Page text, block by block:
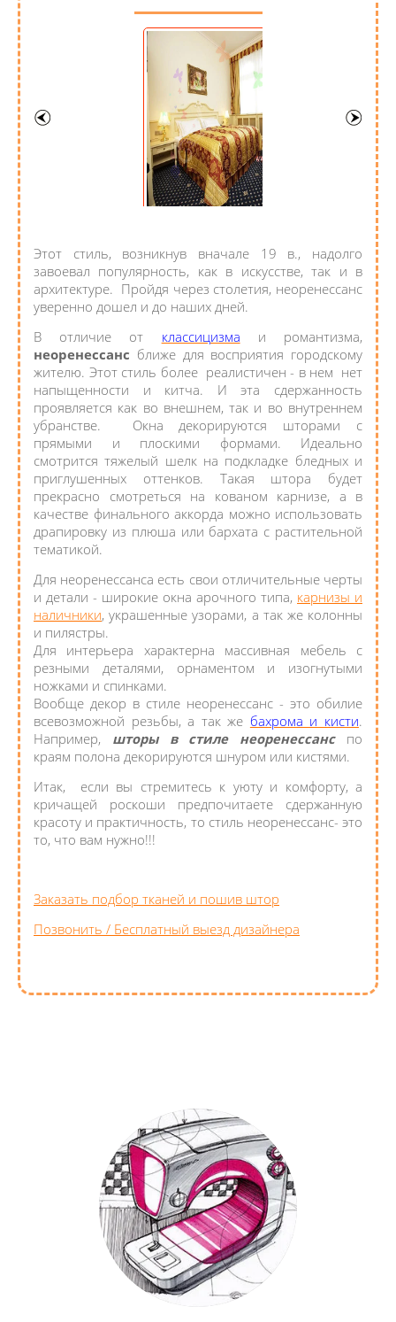
Этот стиль, возникнув вначале 19 в., надолго
завоевал популярность, как в искусстве, так и в
архитектуре. Пройдя через столетия, неоренессанс
уверенно дошел и до наших дней.
В отличие от классицизма и романтизма,
неоренессанс ближе для восприятия городскому
жителю. Этот стиль более реалистичен - в нем нет
напыщенности и китча. И эта сдержанность
проявляется как во внешнем, так и во внутреннем
убранстве. Окна декорируются шторами с
прямыми и плоскими формами. Идеально
смотрится тяжелый шелк на подкладке бледных и
приглушенных оттенков. Такая штора будет
прекрасно смотреться на кованом карнизе, а в
качестве финального аккорда можно использовать
драпировку из плюша или бархата с растительной
тематикой.
Для неоренессанса есть свои отличительные черты
и детали - широкие окна арочного типа, карнизы и
наличники, украшенные узорами, а так же колонны
и пилястры.
Для интерьера характерна массивная мебель с
резными деталями, орнаментом и изогнутыми
ножками и спинками.
Вообще декор в стиле неоренессанс - это обилие
всевозможной резьбы, а так же бахрома и кисти.
Например, шторы в стиле неоренессанспо
краям полона декорируются шнуром или кистями.
Итак, если вы стремитесь к уюту и комфорту, а
кричащей роскоши предпочитаете сдержанную
красоту и практичность, то стиль неоренессанс- это
то, что вам нужно!!!
Заказать подбор тканей и пошив штор
Позвонить / Бесплатный выезд дизайнера